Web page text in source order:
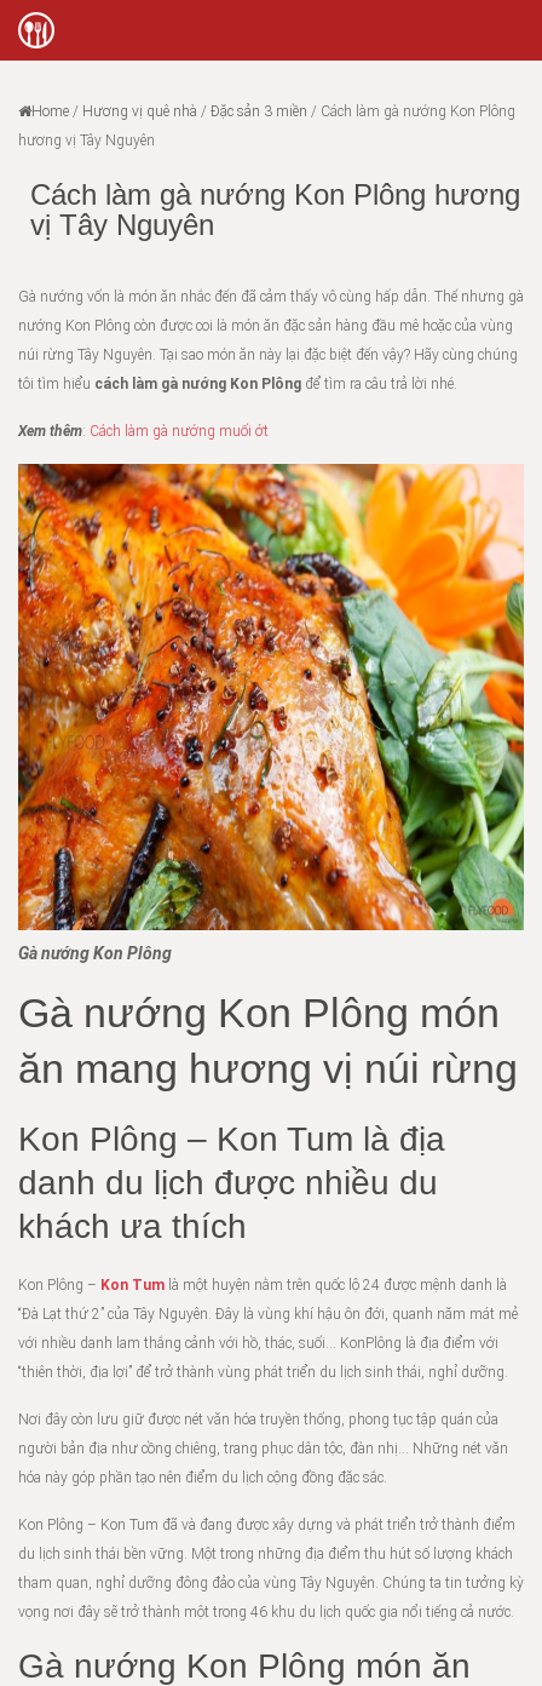
Home / Hương vị quê nhà / Đặc sản 3 miền / Cách làm gà nướng Kon Plông
hương vị Tây Nguyên
Cách làm gà nướng Kon Plông hương
vị Tây Nguyên
Gà nướng vốn là món ăn nhắc đến đã cảm thấy vô cùng hấp dẫn. Thế nhưng gà
nướng Kon Plông còn được coi là món ăn đặc sản hàng đầu mê hoặc của vùng
núi rừng Tây Nguyên. Tại sao món ăn này lại đặc biệt đến vậy? Hãy cùng chúng
tôi tìm hiểu cách làm gà nướng Kon Plông để tìm ra câu trả lời nhé.
Xem thêm: Cách làm gà nướng muối ớt
Gà nướng Kon Plông
Gà nướng Kon Plông món
ăn mang hương vị núi rừng
Kon Plông – Kon Tum là địa
danh du lịch được nhiều du
khách ưa thích
Kon Plông – Kon Tum là một huyện nằm trên quốc lộ 24 được mệnh danh là
“Đà Lạt thứ 2” của Tây Nguyên. Đây là vùng khí hậu ôn đới, quanh năm mát mẻ
với nhiều danh lam thắng cảnh với hồ, thác, suối… KonPlông là địa điểm với
“thiên thời, địa lợi” để trở thành vùng phát triển du lịch sinh thái, nghỉ dưỡng.
Nơi đây còn lưu giữ được nét văn hóa truyền thống, phong tục tập quán của
người bản địa như cồng chiêng, trang phục dân tộc, đàn nhị… Những nét văn
hóa này góp phần tạo nên điểm du lịch cộng đồng đặc sắc.
Kon Plông – Kon Tum đã và đang được xây dựng và phát triển trở thành điểm
du lịch sinh thái bền vững. Một trong những địa điểm thu hút số lượng khách
tham quan, nghỉ dưỡng đông đảo của vùng Tây Nguyên. Chúng ta tin tưởng kỳ
vọng nơi đây sẽ trở thành một trong 46 khu du lịch quốc gia nổi tiếng cả nước.
Gà nướng Kon Plông món ăn